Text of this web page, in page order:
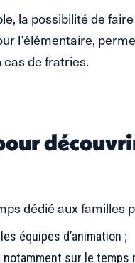
la possibilité de
l’élémentaire,
cas de fratries.
dédié aux familles
équipes d’animation ;
notamment sur le temps